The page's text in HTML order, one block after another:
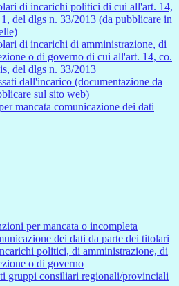
di incarichi politici di cui all'art. 14,
del dlgs n. 33/2013 (da pubblicare in
di incarichi di amministrazione, di
o di governo di cui all'art. 14, co.
del dlgs n. 33/2013
dall'incarico (documentazione da
sul sito web)
mancata comunicazione dei dati
per mancata o incompleta
dei dati da parte dei titolari
politici, di amministrazione, di
o di governo
gruppi consiliari regionali/provinciali